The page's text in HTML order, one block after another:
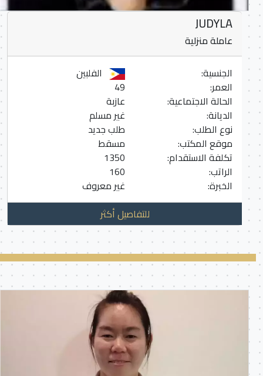
JUDYLA
عاملة منزلية
الجنسية:
الفلبين
العمر:
الحالة الاجتماعية:
عازبة
الديانة:
غير مسلم
نوع الطلب:
طلب جديد
موقع المكتب:
مسقط
تكلفة الاستقدام:
1350
الراتب:
160
الخبرة:
غير معروف
للتفاصيل أكثر